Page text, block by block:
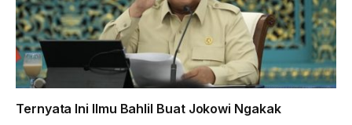
Ternyata Ini Ilmu Bahlil Buat Jokowi Ngakak